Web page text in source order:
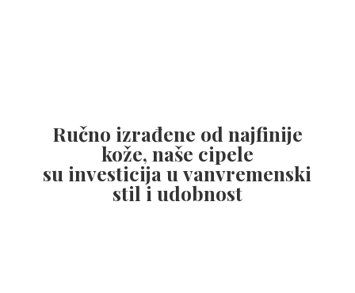
Ručno izrađene od najfinije
kože, naše cipele
su investicija u vanvremenski
stili udobnost